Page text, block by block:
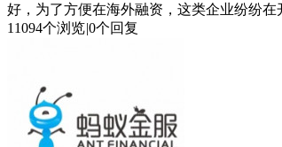
好，为了方便在海外融资，这类企业纷纷
11094个浏览|0个回复